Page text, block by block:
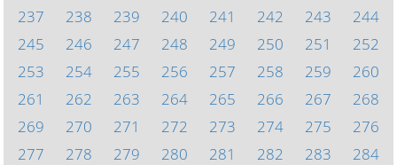
237
238 239 240 241 242 243
244
245
246 247 248 249 250 251
252
253
254 255 256 257 258 259
260
261
262 263 264 265 266 267
268
269
270 271 272 273 274 275
276
277
278 279 280 281 282 283
284